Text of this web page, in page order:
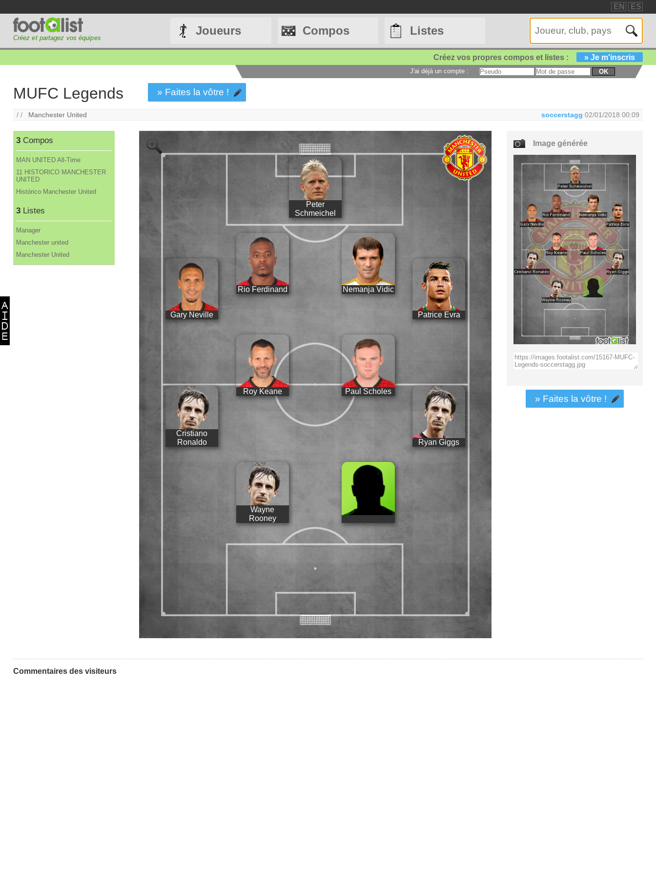
EN ES
Créez et partagez vos équipes
Joueurs Compos Listes
Créez vos propres compos et listes : » Je m'inscris
J'ai déjà un compte : OK
MUFC Legends » Faites la vôtre !
/ / Manchester United soccerstagg 02/01/2018 00:09
3 Compos
MAN UNITED All-Time
11 HISTORICO MANCHESTER
UNITED
Histórico Manchester United
3 Listes
Manager
Manchester united
Manchester United
Peter
Schmeichel
Gary Neville
Rio Ferdinand Nemanja Vidic
Patrice Evra
Roy Keane Paul Scholes
Cristiano
Ronaldo
Ryan Giggs
Wayne
Rooney
Image générée
» Faites la vôtre !
Commentaires des visiteurs